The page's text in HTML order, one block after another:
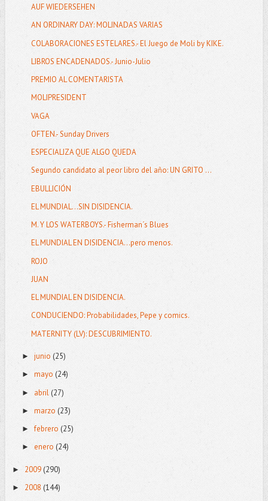
AUF WIEDERSEHEN
AN ORDINARY DAY: MOLINADAS VARIAS
COLABORACIONES ESTELARES.- El Juego de Moli by KIKE.
LIBROS ENCADENADOS.- Junio-Julio
PREMIO AL COMENTARISTA
MOLIPRESIDENT
VAGA
OFTEN.- Sunday Drivers
ESPECIALIZA QUE ALGO QUEDA
Segundo candidato al peor libro del año: UN GRITO ...
EBULLICIÓN
EL MUNDIAL…SIN DISIDENCIA.
M. Y LOS WATERBOYS.- Fisherman´s Blues
EL MUNDIAL EN DISIDENCIA...pero menos.
ROJO
JUAN
EL MUNDIAL EN DISIDENCIA.
CONDUCIENDO: Probabilidades, Pepe y comics.
MATERNITY (LV): DESCUBRIMIENTO.
► junio (25)
► mayo (24)
► abril(27)
► marzo (23)
►febrero (25)
► enero (24)
► 2009(290)
► 2008 (144)